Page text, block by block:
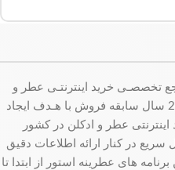
تخصصـی خرید اینترنتـی عطر و
ادکلن و آرایشی بهداشتی با بیش از 20 سال سابقه فروش با هـدف ایجاد
عطر و ادکلن در کشور
در کنار ارائه اطلاعات دقیق
های عطرینه استور از ابتدا تا